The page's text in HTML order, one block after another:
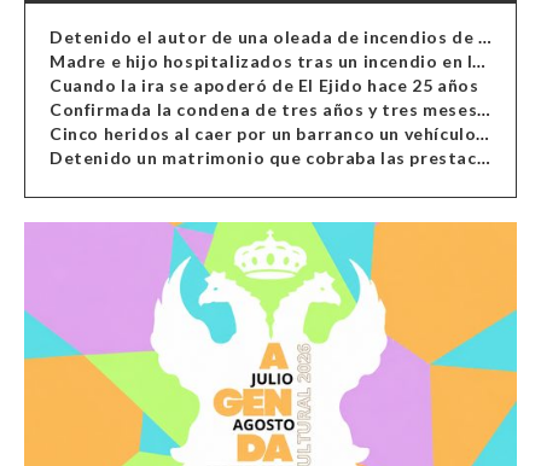
Detenido el autor de una oleada de incendios de contenedores en Almería
Madre e hijo hospitalizados tras un incendio en la cocina de una vivienda en Almería
Cuando la ira se apoderó de El Ejido hace 25 años
Confirmada la condena de tres años y tres meses al hombre de Antas acusado de xenofobia
Cinco heridos al caer por un barranco un vehículo en Alcolea
Detenido un matrimonio que cobraba las prestaciones de ilegales en Almería, Granada, Málaga, Huelva y Murcia